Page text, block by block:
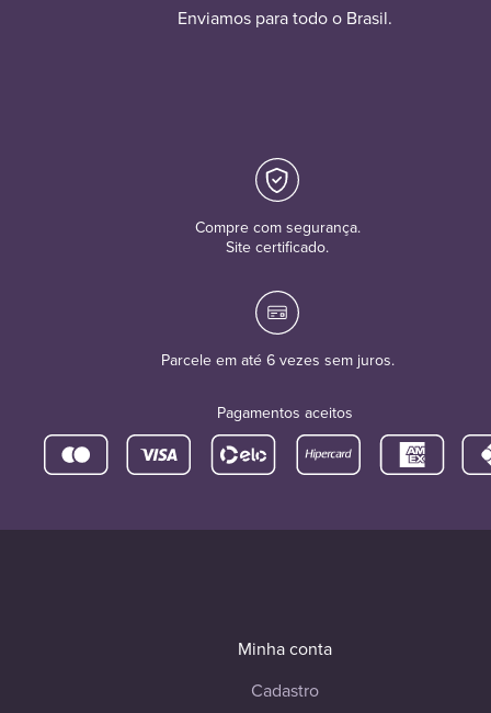
Enviamos para todo o Brasil.
Compre com segurança.
Site certificado.
Parcele em até 6 vezes sem juros.
Pagamentos aceitos
Minha conta
Cadastro